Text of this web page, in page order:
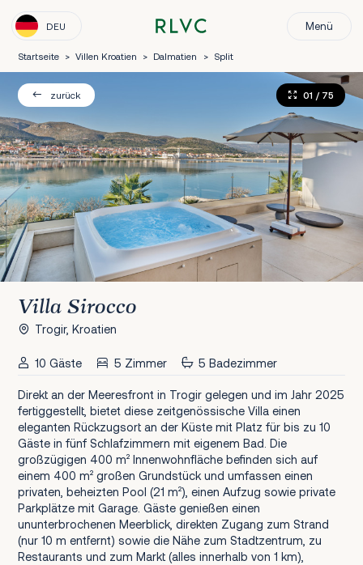
DEU Menü
Startseite > Villen Kroatien > Dalmatien > Split
zurück 01 / 75
Villa Sirocco
Trogir, Kroatien
10 Gäste 5 Zimmer 5 Badezimmer
Direkt an der Meeresfront in Trogir gelegen und im Jahr 2025
fertiggestellt, bietet diese zeitgenössische Villa einen
eleganten Rückzugsort an der Küste mit Platz für bis zu 10
Gäste in fünf Schlafzimmern mit eigenem Bad. Die
großzügigen 400 m² Innenwohnfläche befinden sich auf
einem 400 m² großen Grundstück und umfassen einen
privaten, beheizten Pool (21 m²), einen Aufzug sowie private
Parkplätze mit Garage. Gäste genießen einen
ununterbrochenen Meerblick, direkten Zugang zum Strand
(nur 10 m entfernt) sowie die Nähe zum Stadtzentrum, zu
Restaurants und zum Markt (alles innerhalb von 1 km),